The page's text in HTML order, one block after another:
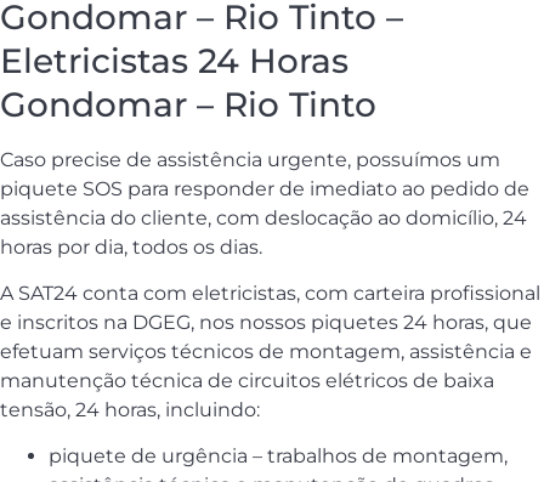
Gondomar – Rio Tinto –
Eletricistas 24 Horas
Gondomar – Rio Tinto
Caso precise de assistência urgente, possuímos um
piquete SOS para responder de imediato ao pedido de
assistência do cliente, com deslocação ao domicílio, 24
horas por dia, todos os dias.
A SAT24 conta com eletricistas, com carteira profissional
e inscritos na DGEG, nos nossos piquetes 24 horas, que
efetuam serviços técnicos de montagem, assistência e
manutenção técnica de circuitos elétricos de baixa
tensão, 24 horas, incluindo:
piquete de urgência – trabalhos de montagem,